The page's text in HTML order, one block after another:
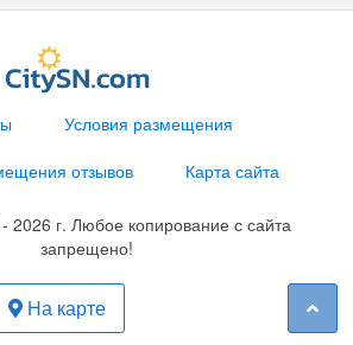
На карте
Условия размещения
отзывов
Карта сайта
2026 г. Любое копирование с сайта
запрещено!